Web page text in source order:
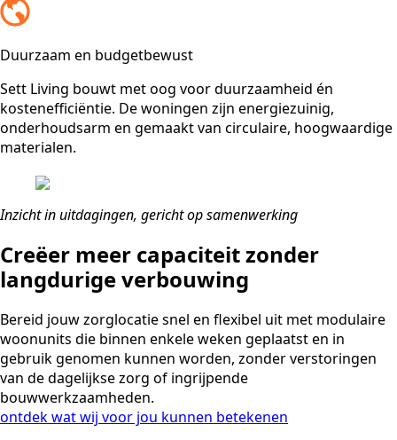
Duurzaam en budgetbewust
Sett Living bouwt met oog voor duurzaamheid én
kostenefficiëntie. De woningen zijn energiezuinig,
onderhoudsarm en gemaakt van circulaire, hoogwaardige
materialen.
Inzicht in uitdagingen, gericht op samenwerking
Creëer meer capaciteit zonder
langdurige verbouwing
Bereid jouw zorglocatie snel en flexibel uit met modulaire
woonunits die binnen enkele weken geplaatst en in
gebruik genomen kunnen worden, zonder verstoringen
van de dagelijkse zorg of ingrijpende
bouwwerkzaamheden.
ontdek wat wij voor jou kunnen betekenen